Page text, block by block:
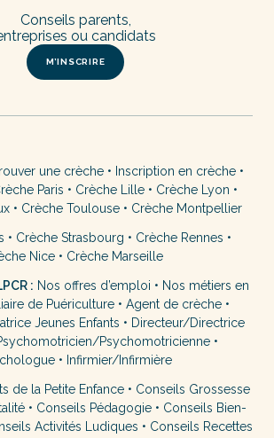
M’INSCRIRE
Conseils parents,
ou candidats
une crèche• Inscription en crèche•
Paris • Crèche Lille • Crèche Lyon •
• Crèche Toulouse• Crèche Montpellier
• Crèche Strasbourg • Crèche Rennes •
Nice • Crèche Marseille
: Nos offres d’emploi • Nos métiers en
de Puériculture• Agent de crèche•
Jeunes Enfants • Directeur/Directrice
Psychomotricienne•
• Infirmier/Infirmière
de la Petite Enfance • Conseils Grossesse
• Conseils Pédagogie• Conseils Bien-
Activités Ludiques • Conseils Recettes